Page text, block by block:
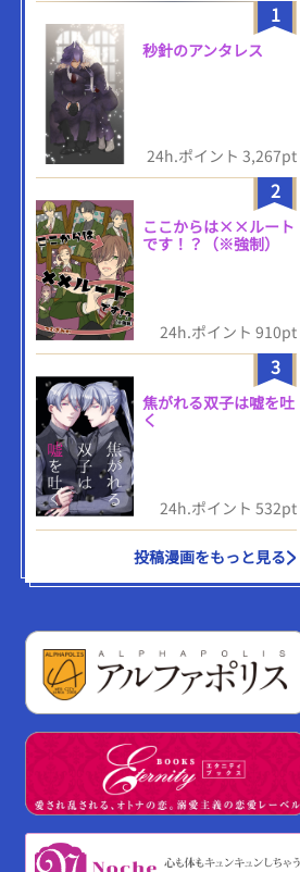
1
秒針のアンタレス
24h.ポイント 3,267pt
2
ここからは××ルート
です！？（※強制）
24h.ポイント 910pt
3
焦がれる双子は嘘を吐
く
24h.ポイント 532pt
投稿漫画をもっと見る